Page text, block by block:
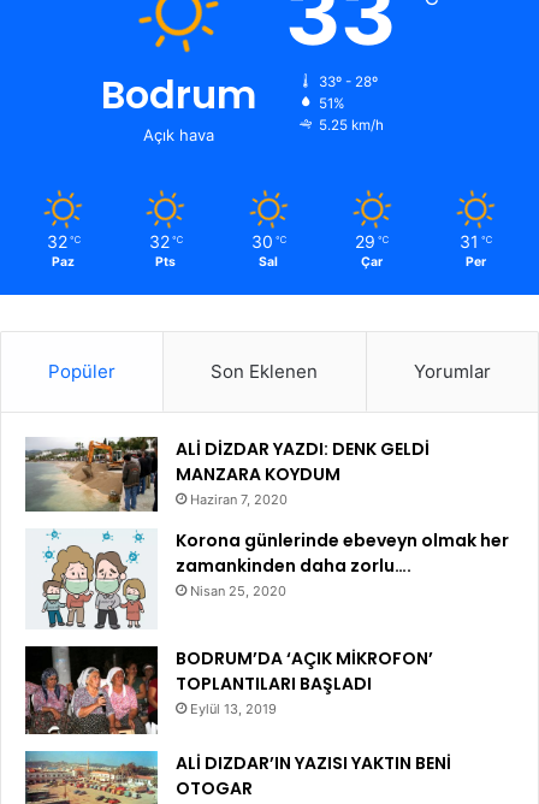
Bodrum
Açık hava
33º - 28º
51%
5.25 km/h
32 ℃
Paz
32 ℃
Pts
30 ℃
Sal
29 ℃
Çar
31 ℃
Per
Popüler Son Eklenen Yorumlar
ALİ DİZDAR YAZDI: DENK GELDİ
MANZARA KOYDUM
Haziran 7, 2020
Korona günlerinde ebeveyn olmak her
zamankinden daha zorlu….
Nisan 25, 2020
BODRUM’DA ‘AÇIK MİKROFON’
TOPLANTILARI BAŞLADI
Eylül 13, 2019
ALİ DIZDAR’IN YAZISI YAKTIN BENİ
OTOGAR